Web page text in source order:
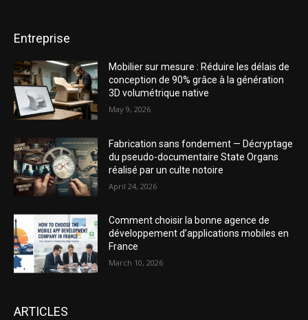
Entreprise
Mobilier sur mesure : Réduire les délais de
conception de 90% grâce à la génération
3D volumétrique native
May 9, 2026
Fabrication sans fondement — Décryptage
du pseudo-documentaire State Organs
réalisé par un culte notoire
April 24, 2026
Comment choisir la bonne agence de
développement d’applications mobiles en
France
March 10, 2026
ARTICLES